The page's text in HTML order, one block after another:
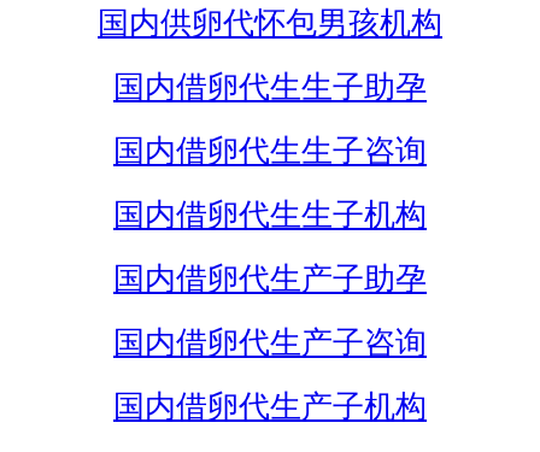
国内供卵代怀包男孩机构
国内借卵代生生子助孕
国内借卵代生生子咨询
国内借卵代生生子机构
国内借卵代生产子助孕
国内借卵代生产子咨询
国内借卵代生产子机构